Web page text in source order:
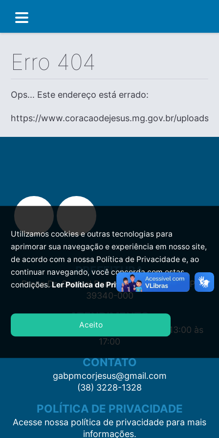
Erro 404
Ops... Este endereço está errado:
https://www.coracaodejesus.mg.gov.br/uploads/
PREFEITURA
Praça Dr. Samuel Barreto, s/n, Centro CEP:
39340-000
ATENDIMENTO
Segunda à Sexta: 7:00 às 11:00 e das 13:00 às
17:00
CONTATO
gabpmcorjesus@gmail.com
(38) 3228-1328
POLÍTICA DE PRIVACIDADE
Acesse nossa política de privacidade para mais
informações.
Utilizamos cookies e outras tecnologias para
aprimorar sua navegação e experiência em nosso site,
de acordo com a nossa Política de Privacidade e, ao
continuar navegando, você concorda com estas
condições.Ler Política de Privacidade.
Aceito